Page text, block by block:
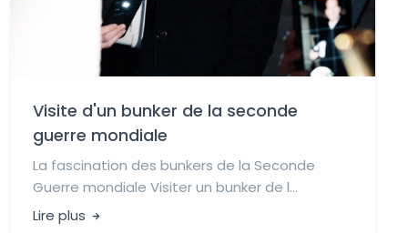
Visite d'un bunker de la seconde
guerre mondiale
La fascination des bunkers de la Seconde
Guerre mondiale Visiter un bunker de l...
Lire plus